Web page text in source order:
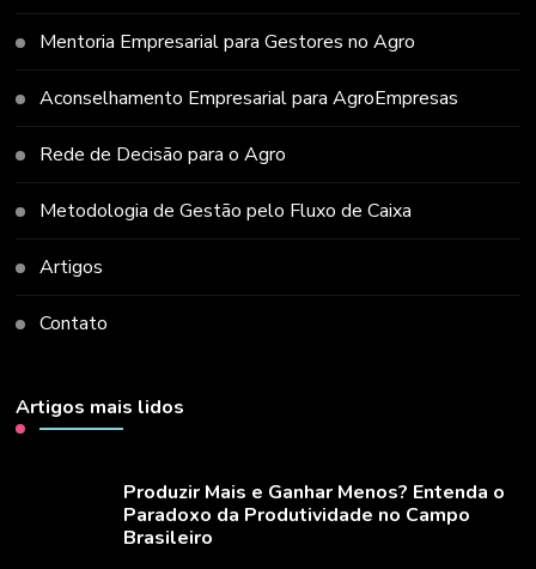
Mentoria Empresarial para Gestores no Agro
Aconselhamento Empresarial para AgroEmpresas
Rede de Decisão para o Agro
Metodologia de Gestão pelo Fluxo de Caixa
Artigos
Contato
Artigos mais lidos
Produzir Mais e Ganhar Menos? Entenda o
Paradoxo da Produtividade no Campo
Brasileiro